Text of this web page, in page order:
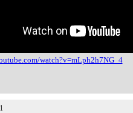
watch?v=mLph2h7NG_4